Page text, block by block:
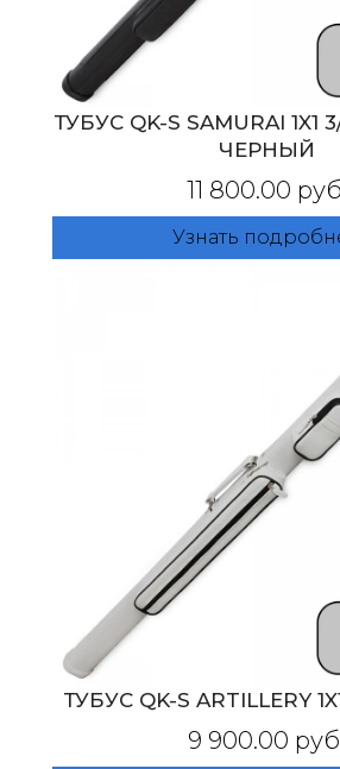
ТУБУС QK-S SAMURAI
ЧЕРНЫЙ
11 800.00
Узнать
ТУБУС QK-S ARTILLERY
9 900.00